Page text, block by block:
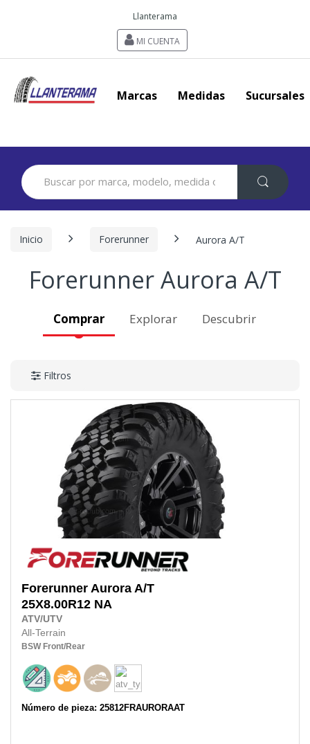
Llanterama
MI CUENTA
Marcas Medidas Sucursales
Search
for:
Inicio Forerunner Aurora A/T
Forerunner Aurora A/T
Comprar Explorar Descubrir
Filtros
Forerunner Aurora A/T
25X8.00R12 NA
ATV/UTV
All-Terrain
BSW Front/Rear
Número de pieza: 25812FRAURORAAT